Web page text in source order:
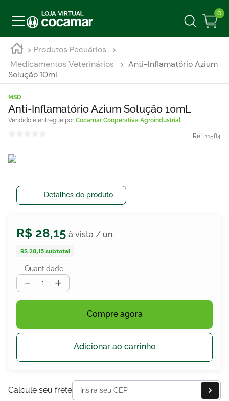
0
Produtos Pecuários
Medicamentos Veterinários
Anti-Inflamatório Azium
Solução 10mL
MSD
Anti-Inflamatório Azium Solução 10mL
Cocamar Cooperativa Agroindustrial
Ref: 11584
Detalhes do produto
R$ 28,15
R$ 28,15subtotal
Quantidade
＋
－
Compre agora
Adicionar ao carrinho
Calcule seu frete